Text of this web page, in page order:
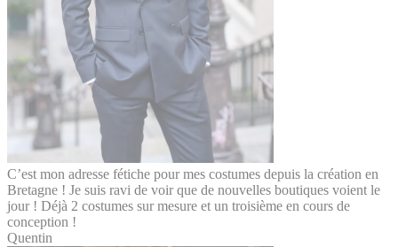
C’est mon adresse fétiche pour mes costumes depuis la création en
Bretagne ! Je suis ravi de voir que de nouvelles boutiques voient le
jour ! Déjà 2 costumes sur mesure et un troisième en cours de
conception !
Quentin